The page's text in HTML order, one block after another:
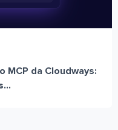
MCP da Cloudways: